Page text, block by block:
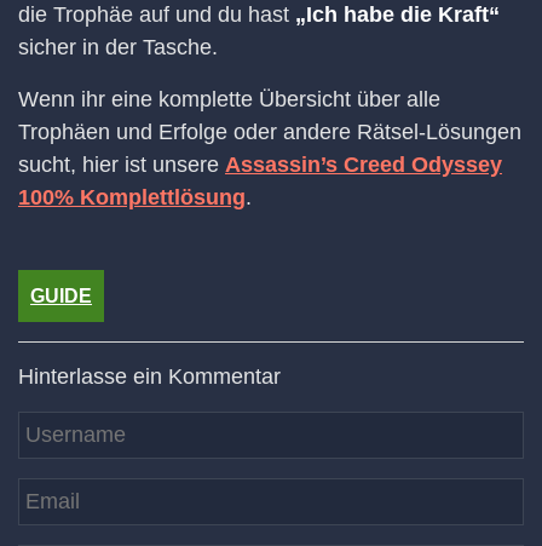
die Trophäe auf und du hast „Ich habe die Kraft“
sicher in der Tasche.
Wenn ihr eine komplette Übersicht über alle
Trophäen und Erfolge oder andere Rätsel-Lösungen
sucht, hier ist unsere Assassin’s Creed Odyssey
100% Komplettlösung.
GUIDE
Hinterlasse ein Kommentar